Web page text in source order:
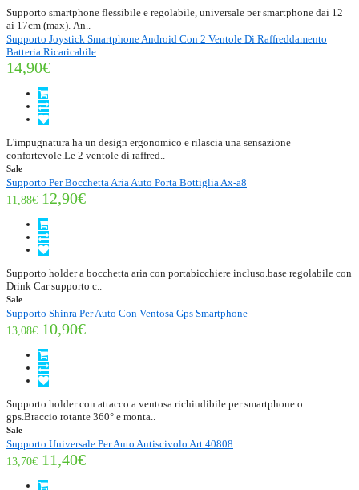
Supporto smartphone flessibile e regolabile, universale per smartphone dai 12
ai 17cm (max). An..
Supporto Joystick Smartphone Android Con 2 Ventole Di Raffreddamento
Batteria Ricaricabile
14,90€
L'impugnatura ha un design ergonomico e rilascia una sensazione
confortevole.Le 2 ventole di raffred..
Sale
Supporto Per Bocchetta Aria Auto Porta Bottiglia Ax-a8
11,88€ 12,90€
Supporto holder a bocchetta aria con portabicchiere incluso.base regolabile con
Drink Car supporto c..
Sale
Supporto Shinra Per Auto Con Ventosa Gps Smartphone
13,08€ 10,90€
Supporto holder con attacco a ventosa richiudibile per smartphone o
gps.Braccio rotante 360° e monta..
Sale
Supporto Universale Per Auto Antiscivolo Art.40808
13,70€ 11,40€